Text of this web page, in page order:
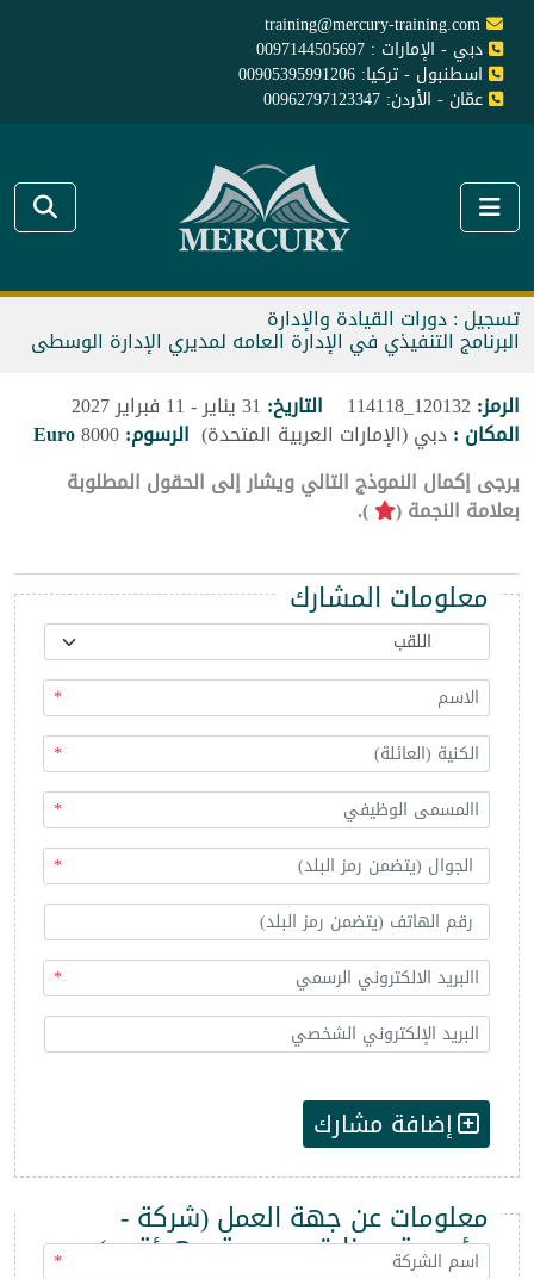
training@mercury-training.com
دبي - الإمارات : 0097144505697
اسطنبول - تركيا: 00905395991206
عمّان - الأردن: 00962797123347
تسجيل : دورات القيادة والإدارة
البرنامج التنفيذي في الإدارة العامه لمديري الإدارة الوسطى
الرمز:
التاريخ:
المكان :دبي (الإمارات العربية المتحدة) الرسوم:8000
Euro
يرجى إكمال النموذج التالي ويشار إلى الحقول المطلوبة
بعلامة النجمة ( ).
معلومات المشارك
*
*
*
*
*
إضافة مشارك
معلومات عن جهة العمل (شركة -
مؤسسة - وزارة - مديرية - هيئة ...)
*